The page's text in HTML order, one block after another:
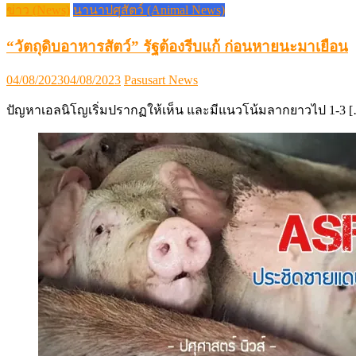
ข่าว (News) นานาปศุสัตว์ (Animal News)
“วัตถุดิบอาหารสัตว์” รัฐต้องรีบแก้ ก่อนหายนะมาเยือน
Posted
04/08/202304/08/2023 Author
Pasusart News
ปัญหาเอลนิโญเริ่มปรากฏให้เห็น และมีแนวโน้มลากยาวไป 1-3